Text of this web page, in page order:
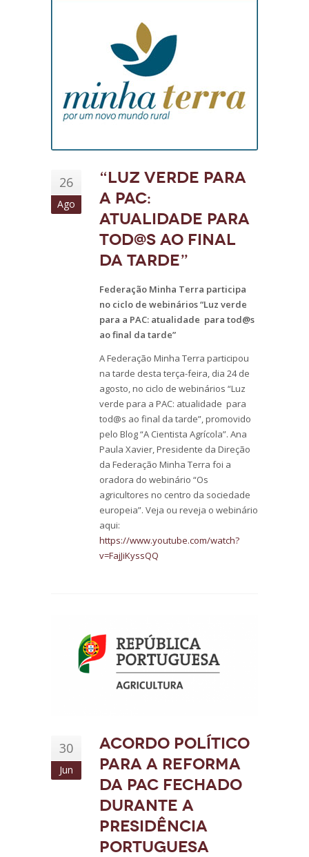
26
Ago
“Luz verde para
a PAC:
atualidade para
tod@s ao final
da tarde”
Federação Minha Terra participa
no ciclo de webinários “Luz verde
para a PAC: atualidade para tod@s
ao final da tarde”
A Federação Minha Terra participou
na tarde desta terça-feira, dia 24 de
agosto, no ciclo de webinários “Luz
verde para a PAC: atualidade para
tod@s ao final da tarde”, promovido
pelo Blog “A Cientista Agrícola”. Ana
Paula Xavier, Presidente da Direção
da Federação Minha Terra foi a
oradora do webinário “Os
agricultores no centro da sociedade
europeia”. Veja ou reveja o webinário
aqui:
https://www.youtube.com/watch?
v=FajJiKyssQQ
30
Jun
Acordo Político
para a reforma
da PAC fechado
durante a
Presidência
Portuguesa